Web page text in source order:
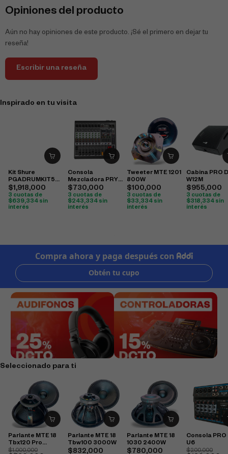
Opiniones del producto
Aún no hay opiniones de este producto. ¡Sé el primero en dejar tu
reseña!
Escribir una reseña
Inspirado en tu visita
Kit Shure
PGADRUMKIT5
con micrófonos
PGA52, PGA56 y
PGA57 para
batería
$1,918,000
3 cuotas de
$639,334 sin
interés
Consola
Mezcladora PRY
Mx8 Profesional 8
Canales Audio Dj
Sonido
$ 730,000
3 cuotas de
$243,334sin
interés
Tweeter MTE 1201
800W
$100,000
3 cuotas de
$33,334 sin
interés
Cabina PRO
W12M
$955,000
3 cuotas de
$318,334sin
interés
Seleccionado para ti
Parlante MTE 18
Tbx120 Pro
2400W
$1,000,000
Parlante MTE 18
Tbw100 3000W
$832,000
Parlante MTE 18
1030 2400W
$ 780,000
Consola PRO
U6
$200,000